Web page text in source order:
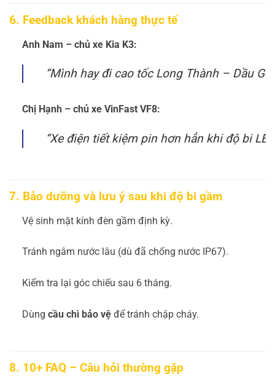
6. Feedback khách hàng thực tế
Anh Nam – chủ xe Kia K3:
“Mình hay đi cao tốc Long Thành – Dầu
Chị Hạnh – chủ xe VinFast VF8:
“Xe điện tiết kiệm pin hơn hẳn khi độ bi
7. Bảo dưỡng và lưu ý sau khi độ bi gầm
Vệ sinh mặt kính đèn gầm định kỳ.
Tránh ngâm nước lâu (dù đã chống nước IP67).
Kiểm tra lại góc chiếu sau 6 tháng.
Dùng cầu chì bảo vệđể tránh chập cháy.
8. 10+ FAQ – Câu hỏi thường gặp